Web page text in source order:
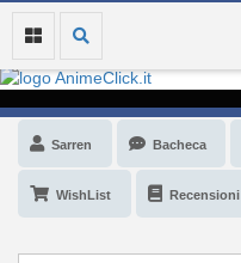
Sarren Bacheca
WishList Recensioni